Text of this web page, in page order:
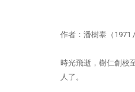
作者：潘樹泰（1971 /
時光飛逝，樹仁創校
人了。